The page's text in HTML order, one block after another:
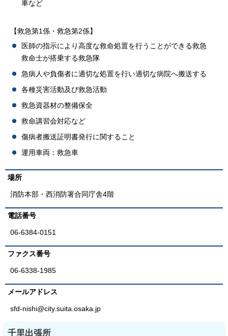
車など
【救急第1係・救急第2係】
医師の指示により高度な救命処置を行うことができる救急
救命士が搭乗する救急隊
急病人や負傷者に適切な処置を行い適切な病院へ搬送する
各種災害活動及び救急活動
救急資器材の整備保全
救命講習会対応など
傷病者搬送証明書発行に関すること
運用車両：救急車
場所
消防本部・西消防署合同庁舎4階
電話番号
06-6384-0151
ファクス番号
06-6338-1985
メールアドレス
sfd-nishi@city.suita.osaka.jp
千里出張所